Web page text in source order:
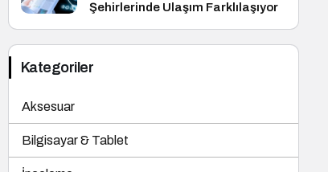
Şehirlerinde Ulaşım Farklılaşıyor
Kategoriler
Aksesuar
Bilgisayar & Tablet